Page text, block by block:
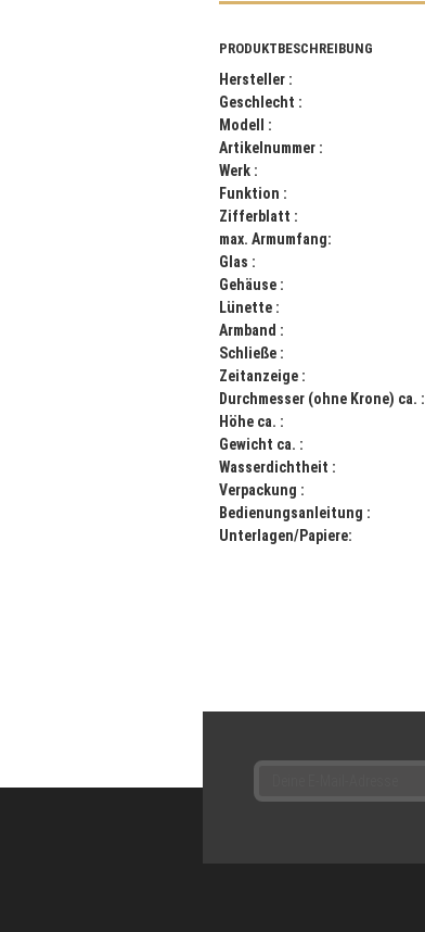
PRODUKTBESCHREIBUNG
Hersteller :
Geschlecht :
Modell :
Artikelnummer :
Werk :
Funktion :
Zifferblatt :
max. Armumfang:
Glas :
Gehäuse :
Lünette :
Armband :
Schließe :
Zeitanzeige :
Durchmesser (ohne Krone) ca. :
Höhe ca. :
Gewicht ca. :
Wasserdichtheit :
Verpackung :
Bedienungsanleitung :
Unterlagen/Papiere: